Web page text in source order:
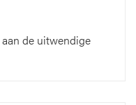
de uitwendige